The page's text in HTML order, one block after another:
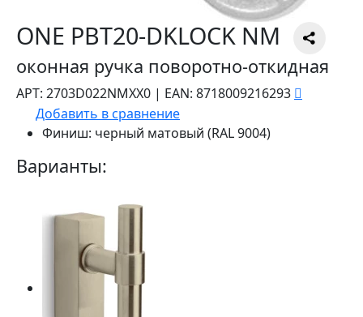
ONE PBT20-DKLOCK NM
оконная ручка поворотно-откидная
АРТ: 2703D022NMXX0 | EAN: 8718009216293
Добавить в сравнение
Финиш: черный матовый (RAL 9004)
Варианты: